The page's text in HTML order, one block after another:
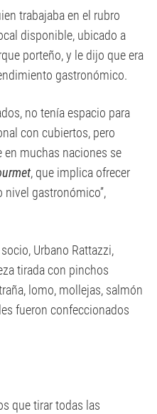
trabajaba en el rubro
disponible, ubicado a
porteño, y le dijo que era
gastronómico.
no tenía espacio para
con cubiertos, pero
muchas naciones se
, que implica ofrecer
gastronómico”,
Urbano Rattazzi,
tirada con pinchos
lomo, mollejas, salmón
fueron confeccionados
que tirar todas las